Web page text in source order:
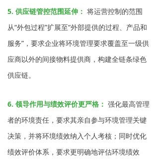
5. 供应链管控范围延伸： 将运营控制的范围
从“外包过程”扩展至“外部提供的过程、产品和
服务”，要求企业将环境管理要求覆盖至一级供
应商以外的间接物料提供商，构建全链条绿色
供应链。
6. 领导作用与绩效评价更严格： 强化最高管理
者的环境责任，要求其亲自参与环境管理关键
决策，并将环境绩效纳入个人考核；同时优化
绩效评价体系，要求更明确地评估环境绩效